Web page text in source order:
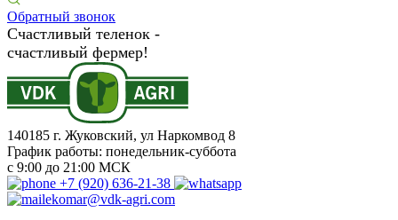
Ульяновск
Ярославль
Обратный звонок
Счастливый теленок -
счастливый фермер!
140185 г. Жуковский, ул Наркомвод 8
График работы: понедельник-суббота
с 9:00 до 21:00 МСК
+7 (920) 636-21-38
ekomar@vdk-agri.com